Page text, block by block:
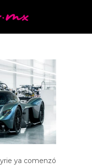
ya comenzó